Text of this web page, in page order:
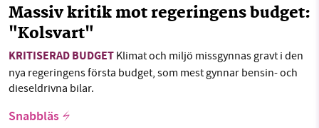
Massiv kritik mot regeringens budget:
"Kolsvart"
KRITISERAD BUDGET Klimat och miljö missgynnas gravt i den
nya regeringens första budget, som mest gynnar bensin- och
dieseldrivna bilar.
Snabbläs